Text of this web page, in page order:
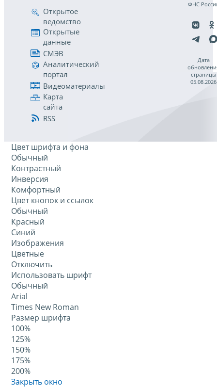
Открытое
ведомство
Открытые
данные
СМЭВ
Аналитический
портал
Видеоматериалы
Карта
сайта
RSS
ФНС
Дата
страницы
05.08.2026
Цвет шрифта и фона
Обычный
Контрастный
Инверсия
Комфортный
Цвет кнопок и ссылок
Обычный
Красный
Синий
Изображения
Цветные
Отключить
Использовать шрифт
Обычный
Arial
Times New Roman
Размер шрифта
100%
125%
150%
175%
200%
Закрыть окно